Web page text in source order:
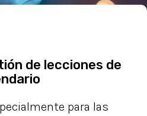
de lecciones de
para las